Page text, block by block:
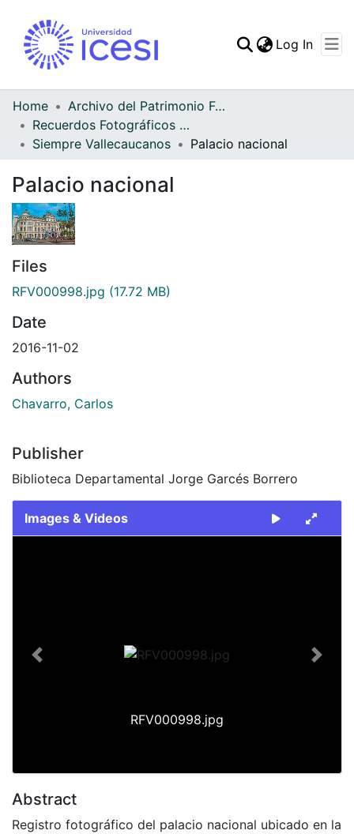
Log In
Home
Archivo del Patrimonio Fotográfico y Fílmico del Valle del Cauca
Recuerdos Fotográficos Vallecaucanos
Siempre Vallecaucanos
Palacio nacional
Palacio nacional
Files
RFV000998.jpg (17.72 MB)
Date
2016-11-02
Authors
Chavarro, Carlos
Publisher
Biblioteca Departamental Jorge Garcés Borrero
Images & Videos
RFV000998.jpg
Previous Next
Abstract
Registro fotográfico del palacio nacional ubicado en la